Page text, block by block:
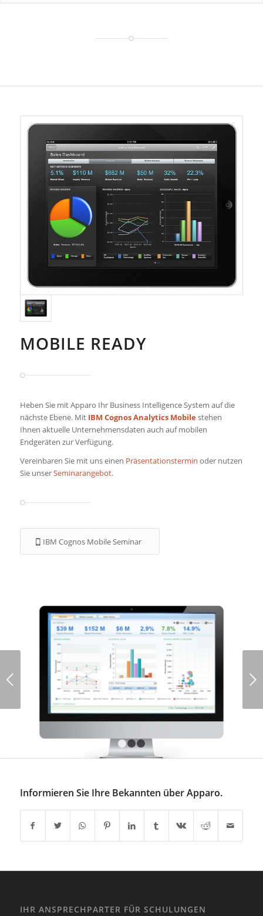
MOBILE READY
Heben Sie mit Apparo Ihr Business Intelligence System auf die
nächste Ebene. MitIBM Cognos Analytics Mobilestehen
Ihnen aktuelle Unternehmensdaten auch auf mobilen
Endgeräten zur Verfügung.
Vereinbaren Sie mit uns einen Präsentationstermin oder nutzen
Sie unserSeminarangebot.
IBM Cognos Mobile Seminar
Weiter
Informieren Sie Ihre Bekannten über Apparo.
IHR ANSPRECHPARTER FÜR SCHULUNGEN